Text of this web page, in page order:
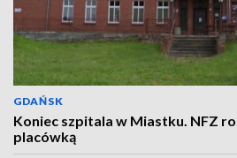
GDAŃSK
Koniec szpitala w Miastku. NFZ
placówką